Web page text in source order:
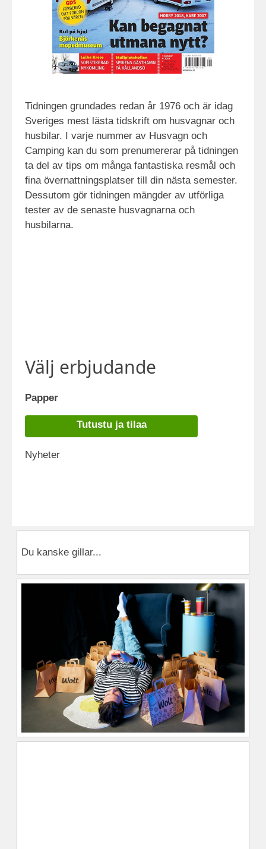
Tidningen grundades redan år 1976 och är idag
Sveriges mest lästa tidskrift om husvagnar och
husbilar. I varje nummer av Husvagn och
Camping kan du som prenumererar på tidningen
ta del av tips om många fantastiska resmål och
fina övernattningsplatser till din nästa semester.
Dessutom gör tidningen mängder av utförliga
tester av de senaste husvagnarna och
husbilarna.
Välj erbjudande
Papper
Tutustu ja tilaa
Nyheter
Du kanske gillar...